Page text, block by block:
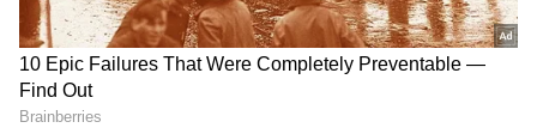
ಚಿಕ್ಕಮಗಳೂರು: ಮುತ್ತೋಡಿ ಅರಣ್ಯದಲ್ಲಿ ಹುಲಿ ಗಣನೆಗೆ
ಅಳವಡಿಸಿದ್ದ ಕ್ಯಾಮೆರಾ ಕಳ್ಳತನ, ಅರಣ್ಯ ಇಲಾಖೆಗೆ
ಹೊಡೆತ
Belagavi: ಪತಿ ಮನೆಯಲ್ಲೇ ಕಳ್ಳತನ ಮಾಡಿ
DOWNLOAD APP